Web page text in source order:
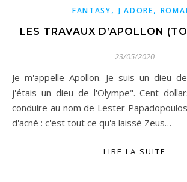
FANTASY, J ADORE,
LES TRAVAUX D’APOLLON
23/05/2020
Je m'appelle Apollon. Je suis un dieu de l'Olympe. Enfin,
j'étais un dieu de l'Olympe". Cent
conduire au nom de Lester
d'acné : c'est tout ce qu'a laissé Zeus…
LIRE LA SUITE